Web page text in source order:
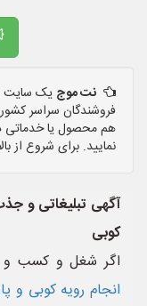
نت موج یک سایت
فروشندگان سراسر
هم محصول یا خدماتی
نمایید. برای شروع از
آگهی تبلیغاتی و
کوبی
اگر شغل و کسب و
انجام رویه کوبی و